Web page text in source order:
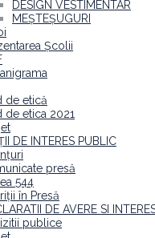
DESIGN VESTIMENTAR
MEȘTEȘUGURI
Școlii
de etică
de etica 2021
DE INTERES PUBLIC
presă
544
în Presă
DE AVERE SI
publice